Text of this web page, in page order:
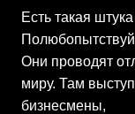
Есть такая
Они проводят
миру. Там
бизнесмены,